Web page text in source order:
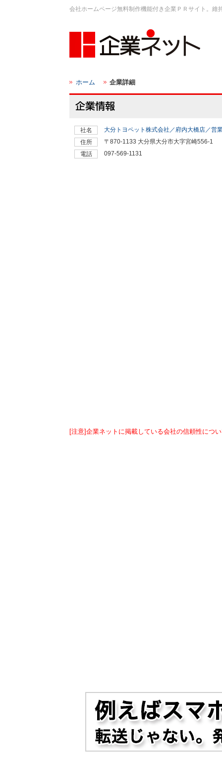
会社ホームページ無料制作機能付き企業ＰＲサイト。
ホーム 企業詳細
社名
大分トヨペット株式会社／府内大橋店／営
住所
〒870-1133 大分県大分市大字宮崎556-1
電話
097-569-1131
[注意]企業ネットに掲載している会社の信頼性につ